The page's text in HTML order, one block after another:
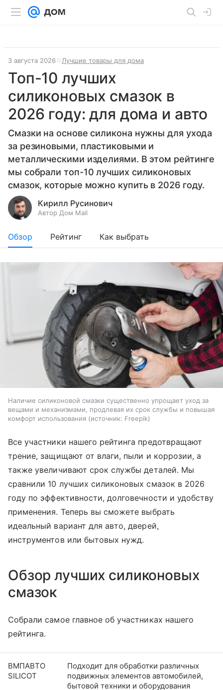
3 августа 2026 Лучшие товары для дома
Топ-10 лучших
силиконовых смазок в
2026 году: для дома и авто
Смазки на основе силикона нужны для ухода
за резиновыми, пластиковыми и
металлическими изделиями. В этом рейтинге
мы собрали топ-10 лучших силиконовых
смазок, которые можно купить в 2026 году.
Кирилл Русинович
Автор Дом Mail
Обзор Рейтинг Как выбрать
Наличие силиконовой смазки существенно упрощает уход за
вещами и механизмами, продлевая их срок службы и повышая
комфорт использования
источник: Freepik
Все участники нашего рейтинга предотвращают
трение, защищают от влаги, пыли и коррозии, а
также увеличивают срок службы деталей. Мы
сравнили 10 лучших силиконовых смазок в 2026
году по эффективности, долговечности и удобству
применения. Теперь вы сможете выбрать
идеальный вариант для авто, дверей,
инструментов или бытовых нужд.
Обзор лучших силиконовых
смазок
Собрали самое главное об участниках нашего
рейтинга.
ВМПАВТО
SILICOT
Подходит для обработки различных
подвижных элементов автомобилей,
бытовой техники и оборудования